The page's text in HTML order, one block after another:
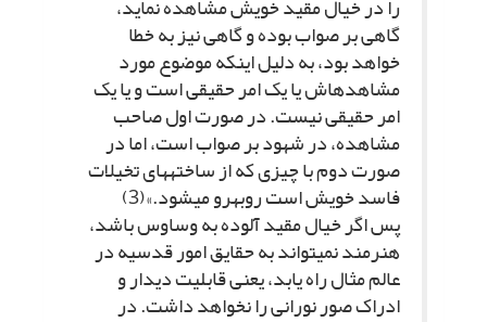
را در خیال مقید خویش مشاهده نماید،
گاهى بر صواب بوده و گاهى نیز به خطا
خواهد بود، به دلیل اینکه موضوع مورد
مشاهده‏اش یا یک امر حقیقى است و یا یک
امر حقیقى نیست. در صورت اول صاحب
مشاهده، در شهود بر صواب است، اما در
صورت دوم با چیزى که از ساخته‏هاى تخیلات
فاسد خویش است روبه‏رو مى‏شود.»(3)
پس اگر خیال مقید آلوده به وساوس باشد،
هنرمند نمى‏تواند به حقایق امور قدسیه در
عالم مثال راه یابد، یعنى قابلیت دیدار و
ادراک صور نورانى را نخواهد داشت. در